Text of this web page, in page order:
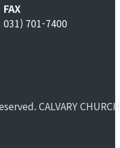
FAX
031) 701-7400
CALVARY CHURCH